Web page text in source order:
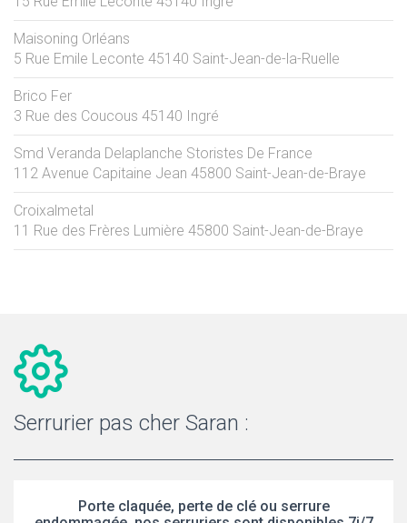
Maisoning Orléans
5 Rue Emile Leconte 45140 Saint-Jean-de-la-Ruelle
Brico Fer
3 Rue des Coucous 45140 Ingré
Smd Veranda Delaplanche Storistes De France
112 Avenue Capitaine Jean 45800 Saint-Jean-de-Braye
Croixalmetal
11 Rue des Frères Lumière 45800 Saint-Jean-de-Braye
Serrurier pas cher Saran :
Porte claquée, perte de clé ou serrure